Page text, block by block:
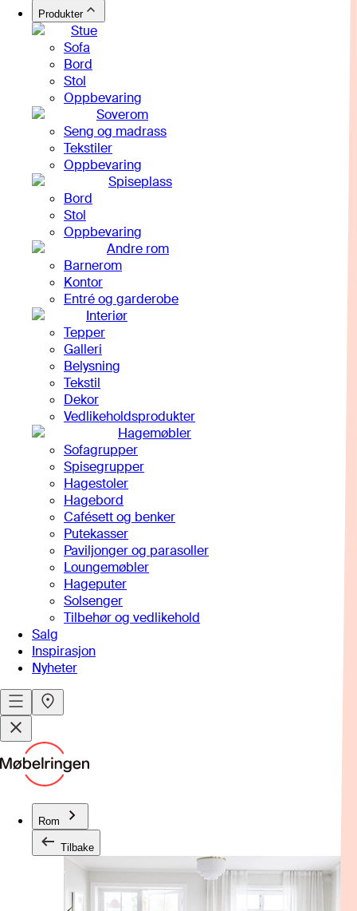
Produkter
Stue
Sofa
Bord
Stol
Oppbevaring
Soverom
Seng og madrass
Tekstiler
Oppbevaring
Spiseplass
Bord
Stol
Oppbevaring
Andre rom
Barnerom
Kontor
Entré og garderobe
Interiør
Tepper
Galleri
Belysning
Tekstil
Dekor
Vedlikeholdsprodukter
Hagemøbler
Sofagrupper
Spisegrupper
Hagestoler
Hagebord
Cafésett og benker
Putekasser
Paviljonger og parasoller
Loungemøbler
Hageputer
Solsenger
Tilbehør og vedlikehold
Salg
Inspirasjon
Nyheter
Rom
Tilbake